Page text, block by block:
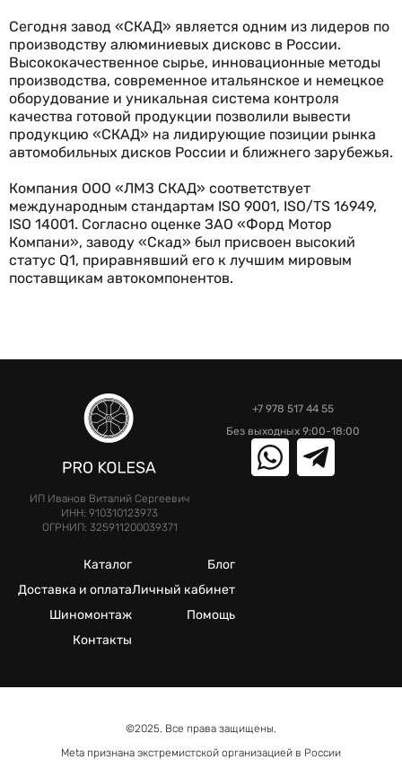
Сегодня завод «СКАД» является одним из лидеров по
производству алюминиевых дисковс в России.
Высококачественное сырье, инновационные методы
производства, современное итальянское и немецкое
оборудование и уникальная система контроля
качества готовой продукции позволили вывести
продукцию «СКАД» на лидирующие позиции рынка
автомобильных дисков России и ближнего зарубежья.
Компания ООО «ЛМЗ СКАД» соответствует
международным стандартам ISO 9001, ISO/TS 16949,
ISO 14001. Согласно оценке ЗАО «Форд Мотор
Компани», заводу «Скад» был присвоен высокий
статус Q1, приравнявший его к лучшим мировым
поставщикам автокомпонентов.
ИП Иванов Виталий Сергеевич
ИНН: 910310123973
ОГРНИП: 325911200039371
+7 978 517 44 55
Без выходных 9:00-18:00
Каталог
Доставка и оплата
Шиномонтаж
Контакты
Блог
Личный кабинет
Помощь
©2025. Все права защищены.
Meta признана экстремистcкой организацией в России